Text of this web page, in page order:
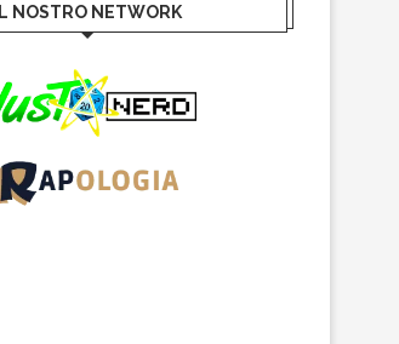
IL NOSTRO NETWORK